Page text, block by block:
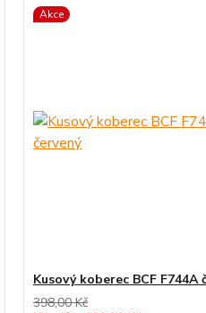
Akce
Kusový koberec BCF F744A
398,00 Kč